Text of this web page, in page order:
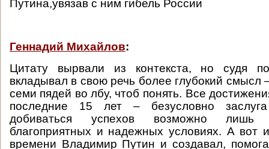
Путина,увязав с ним гибель России
Геннадий Михайлов:
Цитату вырвали из контекста, но судя
вкладывал в свою речь более глубокий смысл
семи пядей во лбу, чтоб понять. Все
последние 15 лет – безусловно
добиваться успехов возможно лишь
благоприятных и надежных условиях. А вот
времени Владимир Путин и создавал,